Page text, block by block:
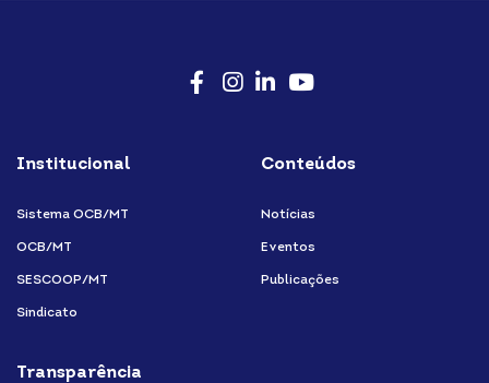
Institucional
Sistema OCB/MT
OCB/MT
SESCOOP/MT
Sindicato
Transparência
Conteúdos
Notícias
Eventos
Publicações